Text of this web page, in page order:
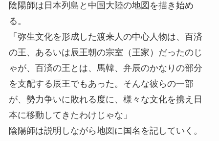
陰陽師は日本列島と中国大陸の地図を描き始め
る。
「弥生文化を形成した渡来人の中心人物は、百済
の王、あるいは辰王朝の宗室（王家）だったのじ
ゃが、百済の王とは、馬韓、弁辰のかなりの部分
を支配する辰王でもあった。そんな彼らの一部
が、勢力争いに敗れる度に、様々な文化を携え日
本に移動してきたわけじゃな」
陰陽師は説明しながら地図に国名を記していく。